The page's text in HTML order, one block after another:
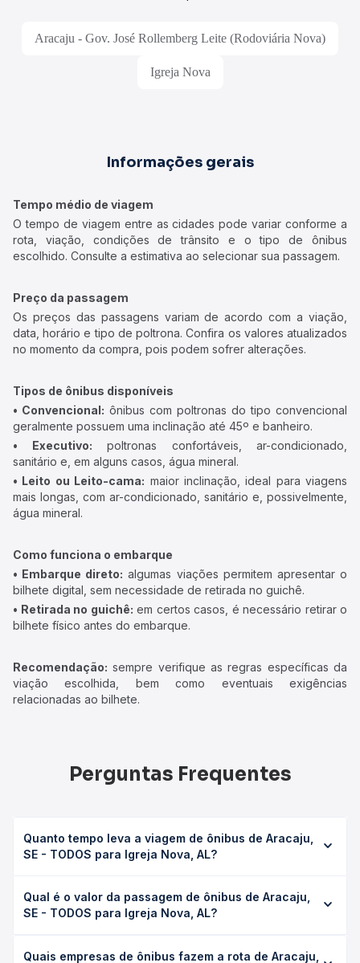
Aracaju - Gov. José Rollemberg Leite (Rodoviária Nova)
Igreja Nova
Informações gerais
Tempo médio de viagem
O tempo de viagem entre as cidades pode variar conforme a
rota, viação, condições de trânsito e o tipo de ônibus
escolhido. Consulte a estimativa ao selecionar sua passagem.
Preço da passagem
Os preços das passagens variam de acordo com a viação,
data, horário e tipo de poltrona. Confira os valores atualizados
no momento da compra, pois podem sofrer alterações.
Tipos de ônibus disponíveis
• Convencional: ônibus com poltronas do tipo convencional
geralmente possuem uma inclinação até 45º e banheiro.
• Executivo: poltronas confortáveis, ar-condicionado,
sanitário e, em alguns casos, água mineral.
• Leito ou Leito-cama: maior inclinação, ideal para viagens
mais longas, com ar-condicionado, sanitário e, possivelmente,
água mineral.
Como funciona o embarque
• Embarque direto: algumas viações permitem apresentar o
bilhete digital, sem necessidade de retirada no guichê.
• Retirada no guichê: em certos casos, é necessário retirar o
bilhete físico antes do embarque.
Recomendação: sempre verifique as regras específicas da
viação escolhida, bem como eventuais exigências
relacionadas ao bilhete.
Perguntas Frequentes
Quanto tempo leva a viagem de ônibus de Aracaju,
SE - TODOS para Igreja Nova, AL?
Nova, AL leva em média 2h 51min, podendo variar
conforme a viação, o tipo de serviço (convencional,
Qual é o valor da passagem de ônibus de Aracaju,
SE - TODOS para Igreja Nova, AL?
para Igreja Nova, AL custa em média R$ 40,00 e varia
Quais empresas de ônibus fazem a rota de Aracaju,